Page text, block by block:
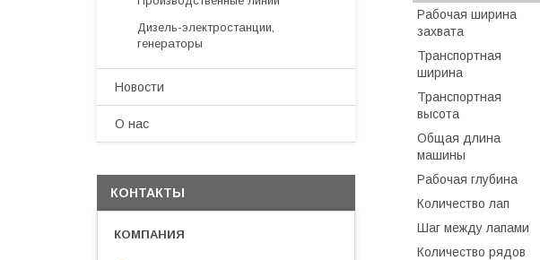
Рабочая ширина
захвата
Транспортная
ширина
Транспортная
высота
Общая длина
машины
Рабочая глубина
Количество лап
Шаг между лапами
Количество рядов
Дизель-электростанции,
генераторы
Новости
О нас
КОНТАКТЫ